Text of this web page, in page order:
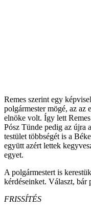
Remes szerint egy
polgármester mögé, az az
elnöke volt. Így lett
Pósz Tünde pedig az újra
testület többségét is a
együtt azért lettek
egyet.
A polgármestert is
kérdéseinket. Választ, bár
FRISSÍTÉS